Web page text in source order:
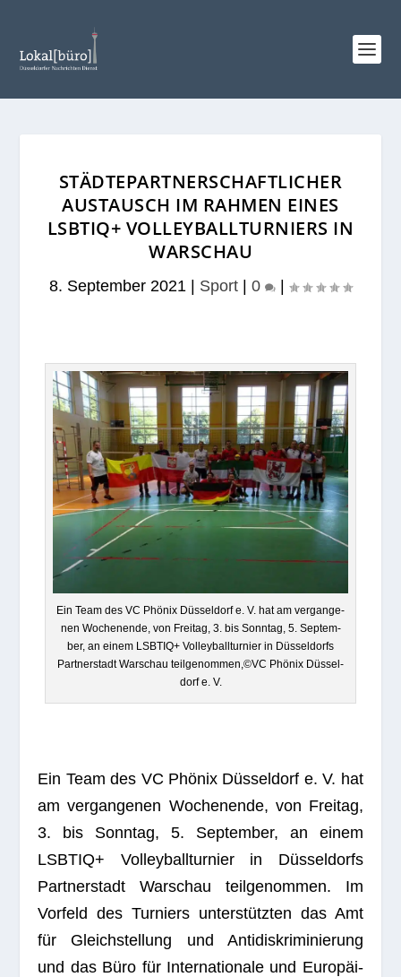
STÄDTEPARTNERSCHAFTLICHER
AUSTAUSCH IM RAHMEN EINES
LSBTIQ+ VOLLEYBALLTURNIERS IN
WARSCHAU
8. September 2021 Sport 0
Ein Team des VC Phö­nix Düs­sel­dorf e. V. hat am ver­gan­ge­
nen Wochen­ende, von Frei­tag, 3. bis Sonn­tag, 5. Sep­tem­
ber, an einem LSBTIQ+ Vol­ley­ball­tur­nier in Düs­sel­dorfs
Part­ner­stadt War­schau teilgenommen,©VC Phö­nix Düs­sel­
dorf e. V.
Ein Team des VC Phö­nix Düs­sel­dorf e. V. hat
am ver­gan­ge­nen Wochen­ende, von Frei­tag,
3. bis Sonn­tag, 5. Sep­tem­ber, an einem
LSBTIQ+ Vol­ley­ball­tur­nier in Düs­sel­dorfs
Part­ner­stadt War­schau teil­ge­nom­men. Im
Vor­feld des Tur­niers unter­stütz­ten das Amt
für Gleich­stel­lung und Anti­dis­kri­mi­nie­rung
und das Büro für Inter­na­tio­nale und Euro­päi­